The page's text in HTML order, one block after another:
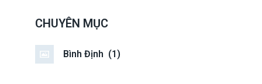
CHUYÊN MỤC
Bình Định (1)